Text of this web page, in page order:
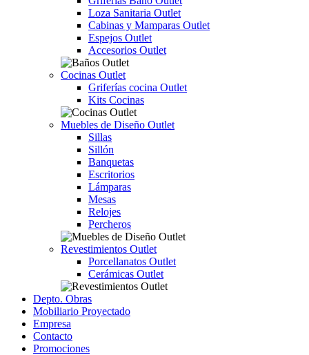
Loza Sanitaria Outlet
Cabinas y Mamparas Outlet
Espejos Outlet
Accesorios Outlet
Cocinas Outlet
Griferías cocina Outlet
Kits Cocinas
Muebles de Diseño Outlet
Sillas
Sillón
Banquetas
Escritorios
Lámparas
Mesas
Relojes
Percheros
Revestimientos Outlet
Porcellanatos Outlet
Cerámicas Outlet
Depto. Obras
Mobiliario Proyectado
Empresa
Contacto
Promociones